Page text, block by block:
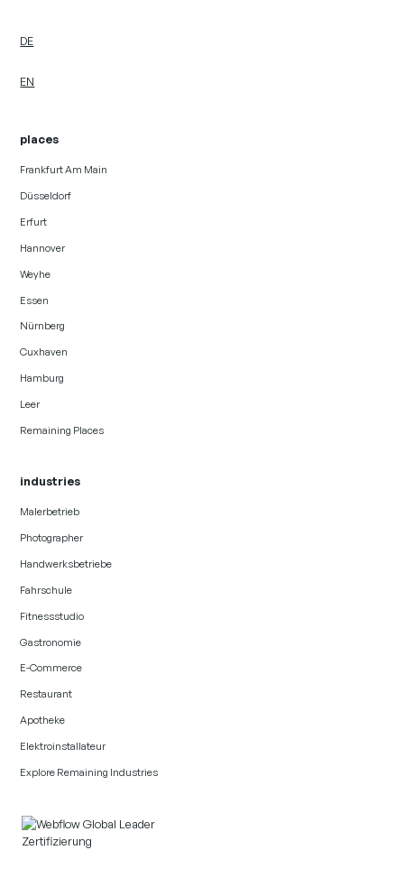
DE
EN
places
Frankfurt Am Main
Düsseldorf
Erfurt
Hannover
Weyhe
Essen
Nürnberg
Cuxhaven
Hamburg
Leer
Remaining Places
industries
Malerbetrieb
Photographer
Handwerksbetriebe
Fahrschule
Fitnessstudio
Gastronomie
E-Commerce
Restaurant
Apotheke
Elektroinstallateur
Explore Remaining Industries